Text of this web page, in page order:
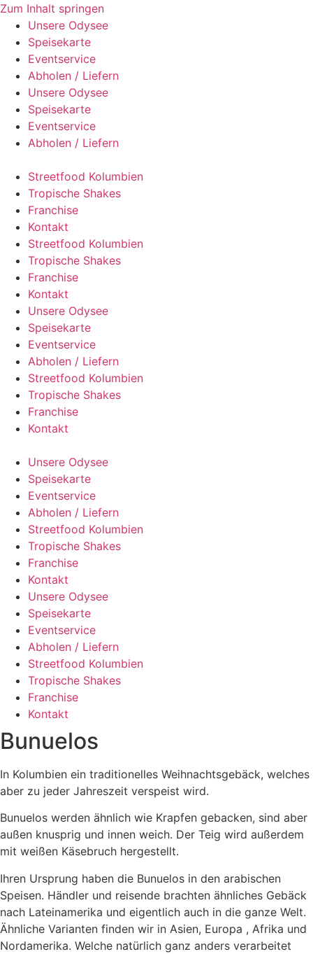
Zum Inhalt springen
Unsere Odysee
Speisekarte
Eventservice
Abholen / Liefern
Unsere Odysee
Speisekarte
Eventservice
Abholen / Liefern
Streetfood Kolumbien
Tropische Shakes
Franchise
Kontakt
Streetfood Kolumbien
Tropische Shakes
Franchise
Kontakt
Unsere Odysee
Speisekarte
Eventservice
Abholen / Liefern
Streetfood Kolumbien
Tropische Shakes
Franchise
Kontakt
Unsere Odysee
Speisekarte
Eventservice
Abholen / Liefern
Streetfood Kolumbien
Tropische Shakes
Franchise
Kontakt
Unsere Odysee
Speisekarte
Eventservice
Abholen / Liefern
Streetfood Kolumbien
Tropische Shakes
Franchise
Kontakt
Bunuelos
In Kolumbien ein traditionelles Weihnachtsgebäck, welches
aber zu jeder Jahreszeit verspeist wird.
Bunuelos werden ähnlich wie Krapfen gebacken, sind aber
außen knusprig und innen weich. Der Teig wird außerdem
mit weißen Käsebruch hergestellt.
Ihren Ursprung haben die Bunuelos in den arabischen
Speisen. Händler und reisende brachten ähnliches Gebäck
nach Lateinamerika und eigentlich auch in die ganze Welt.
Ähnliche Varianten finden wir in Asien, Europa , Afrika und
Nordamerika. Welche natürlich ganz anders verarbeitet